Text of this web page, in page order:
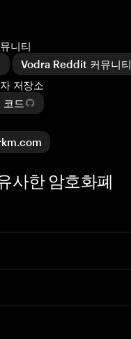
니티
Vodra Reddit 커뮤니티
저장소
드
사한 암호화폐